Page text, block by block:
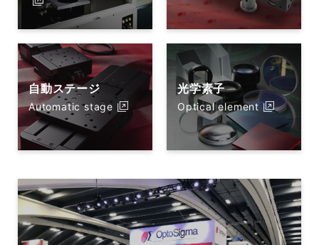
自動ステージ
Automatic stage
光学素子
Optical element